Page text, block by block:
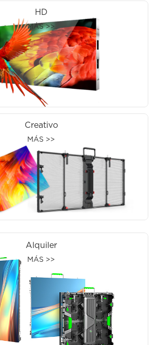
HD
MÁS >>
Creativo
MÁS >>
Alquiler
MÁS >>